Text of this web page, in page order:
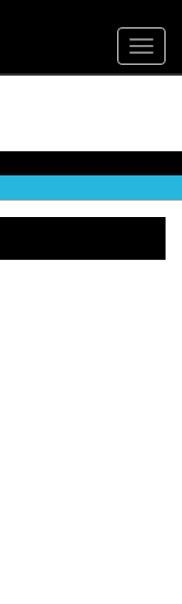
Toggle